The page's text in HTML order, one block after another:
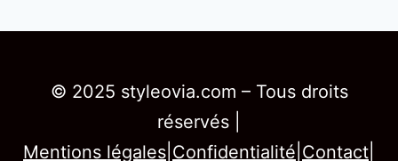
© 2025 styleovia.com – Tous droits
réservés |
Mentions légales Confidentialité Contact